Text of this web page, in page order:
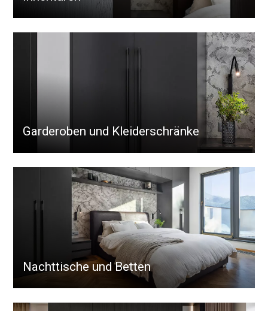
Garderoben und Kleiderschränke
Nachttische und Betten